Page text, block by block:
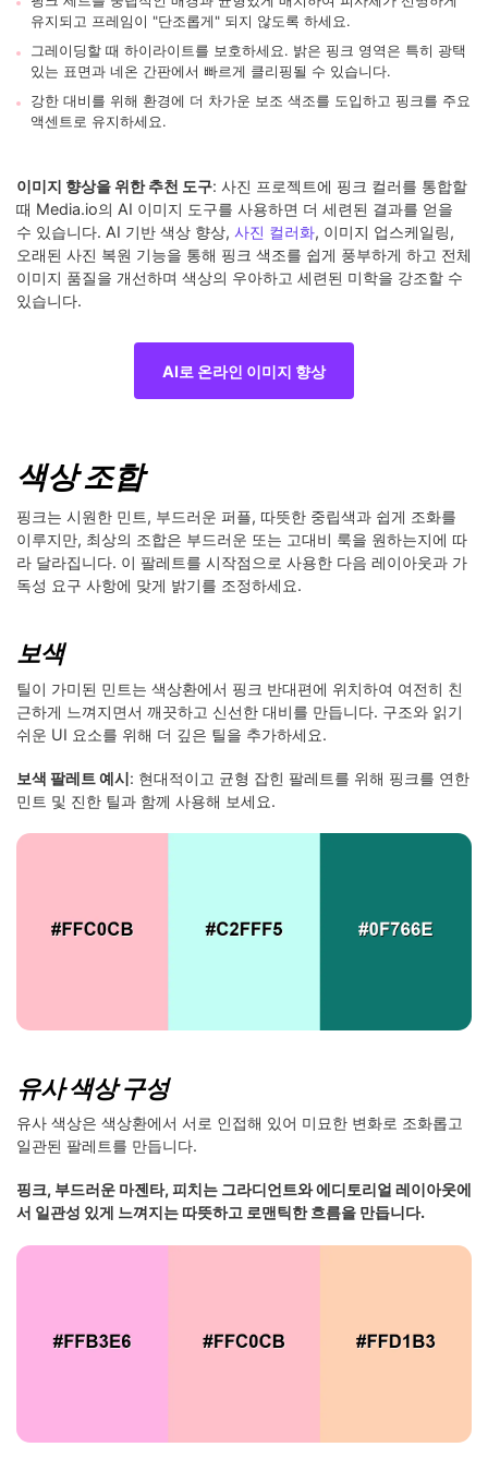
유지되고 프레임이 "단조롭게" 되지 않도록 하세요.
그레이딩할 때 하이라이트를 보호하세요. 밝은 핑크 영역은 특히 광택
있는 표면과 네온 간판에서 빠르게 클리핑될 수 있습니다.
강한 대비를 위해 환경에 더 차가운 보조 색조를 도입하고 핑크를 주요
액센트로 유지하세요.
이미지 향상을 위한 추천 도구: 사진 프로젝트에 핑크 컬러를 통합할
때 Media.io의 AI 이미지 도구를 사용하면 더 세련된 결과를 얻을
수 있습니다. AI 기반 색상 향상, 사진 컬러화, 이미지 업스케일링,
오래된 사진 복원 기능을 통해 핑크 색조를 쉽게 풍부하게 하고 전체
이미지 품질을 개선하며 색상의 우아하고 세련된 미학을 강조할 수
있습니다.
AI로 온라인 이미지 향상
색상 조합
핑크는 시원한 민트, 부드러운 퍼플, 따뜻한 중립색과 쉽게 조화를
이루지만, 최상의 조합은 부드러운 또는 고대비 룩을 원하는지에 따
라 달라집니다. 이 팔레트를 시작점으로 사용한 다음 레이아웃과 가
독성 요구 사항에 맞게 밝기를 조정하세요.
보색
틸이 가미된 민트는 색상환에서 핑크 반대편에 위치하여 여전히 친
근하게 느껴지면서 깨끗하고 신선한 대비를 만듭니다. 구조와 읽기
쉬운 UI 요소를 위해 더 깊은 틸을 추가하세요.
보색 팔레트 예시: 현대적이고 균형 잡힌 팔레트를 위해 핑크를 연한
민트 및 진한 틸과 함께 사용해 보세요.
유사 색상 구성
유사 색상은 색상환에서 서로 인접해 있어 미묘한 변화로 조화롭고
일관된 팔레트를 만듭니다.
핑크, 부드러운 마젠타, 피치는 그라디언트와 에디토리얼 레이아웃에
서 일관성 있게 느껴지는 따뜻하고 로맨틱한 흐름을 만듭니다.